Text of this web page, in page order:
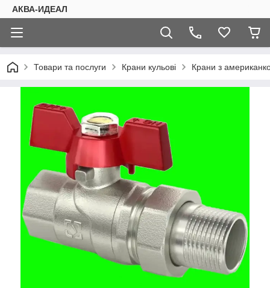
АКВА-ИДЕАЛ
Товари та послуги Крани кульові Крани з